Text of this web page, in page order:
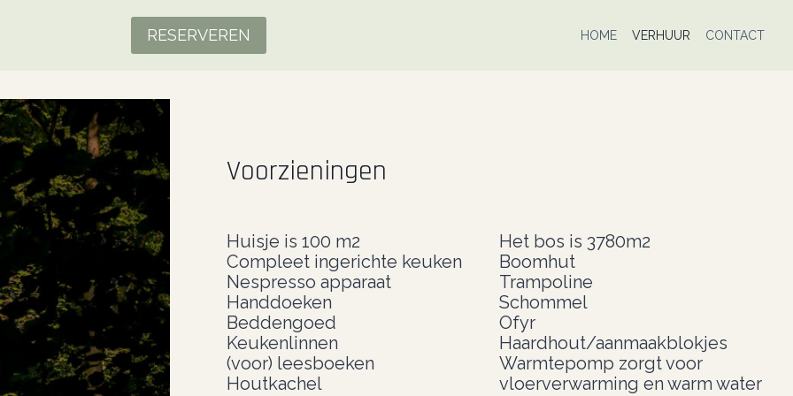
RESERVEREN HOME VERHUUR CONTACT
Voorzieningen
Huisje is 100 m2
Compleet ingerichte keuken
Nespresso apparaat
Handdoeken
Beddengoed
Keukenlinnen
(voor) leesboeken
Houtkachel
Het bos is 3780m2
Boomhut
Trampoline
Schommel
Ofyr
Haardhout/aanmaakblokjes
Warmtepomp zorgt voor
vloerverwarming en warm water